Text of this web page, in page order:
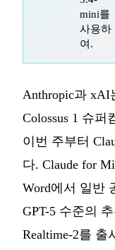
mini를
사용하
여.
Anthropic과 xAI
Colossus 1 슈
이번 주부터
다. Claude for
Word에서 일반
GPT-5 수준의
Realtime-2를 출